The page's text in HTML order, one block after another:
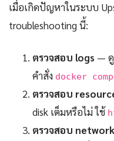
เมื่อเกิดปัญหาในระบบ
troubleshooting นี้:
ตรวจสอบ logs — ดู
คำสั่ง docker
ตรวจสอบ
disk เต็มหรือไม่ ใช้
ตรวจสอบ